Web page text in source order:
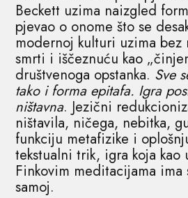
Beckett uzima naizgled
pjevao o onome što se
modernoj kulturi uzima
smrti i iščeznuću kao
društvenoga opstanka. Sve
tako i forma epitafa. Igra
ništavna. Jezični
ništavila, ničega, nebitka,
funkciju metafizike i
tekstualni trik, igra koja kao
Finkovim meditacijama ima
samoj.